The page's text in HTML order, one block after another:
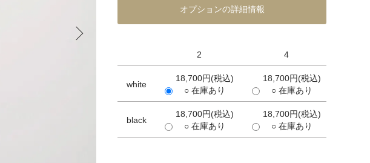
オプションの詳細情報
2 4
white
18,700円(税込)
○ 在庫あり
18,700円(税込)
○ 在庫あり
black
18,700円(税込)
○ 在庫あり
18,700円(税込)
○ 在庫あり